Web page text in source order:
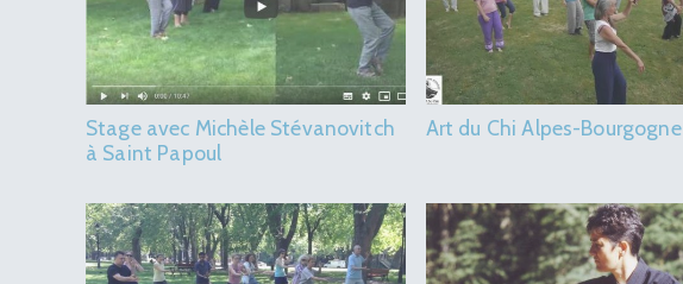
Stage avec Michèle Stévanovitch
à Saint Papoul
Art du Chi Alpes-Bourgogne